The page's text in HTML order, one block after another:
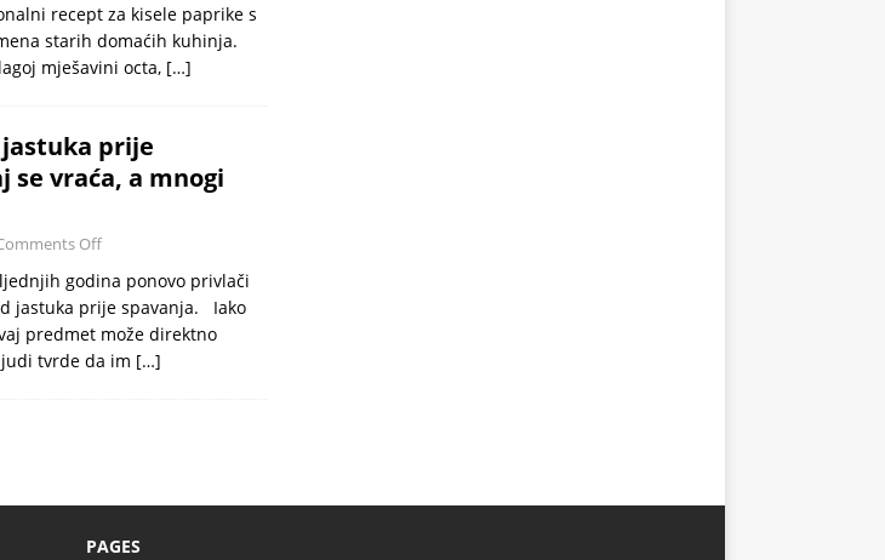
recept za kisele paprike s
starih domaćih kuhinja.
mješavini octa, […]
prije
se vraća, a mnogi
Off
godina ponovo privlači
jastuka prije spavanja. Iako
predmet može direktno
tvrde da im […]
PAGES